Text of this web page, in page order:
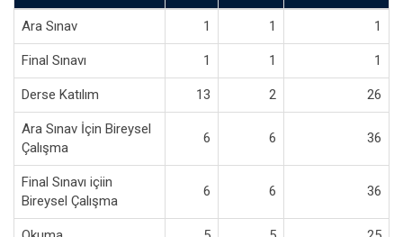
Ara Sınav 1 1 1
Final Sınavı 1 1 1
Derse Katılım 13 2 26
Ara Sınav İçin Bireysel
Çalışma
6 6 36
Final Sınavı içiin
Bireysel Çalışma
6 6 36